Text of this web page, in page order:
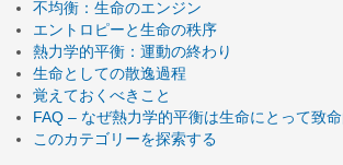
不均衡：生命のエンジン
エントロピーと生命の秩序
熱力学的平衡：運動の終わり
生命としての散逸過程
覚えておくべきこと
FAQ – なぜ熱力学的平衡は生命にとって致
このカテゴリーを探索する